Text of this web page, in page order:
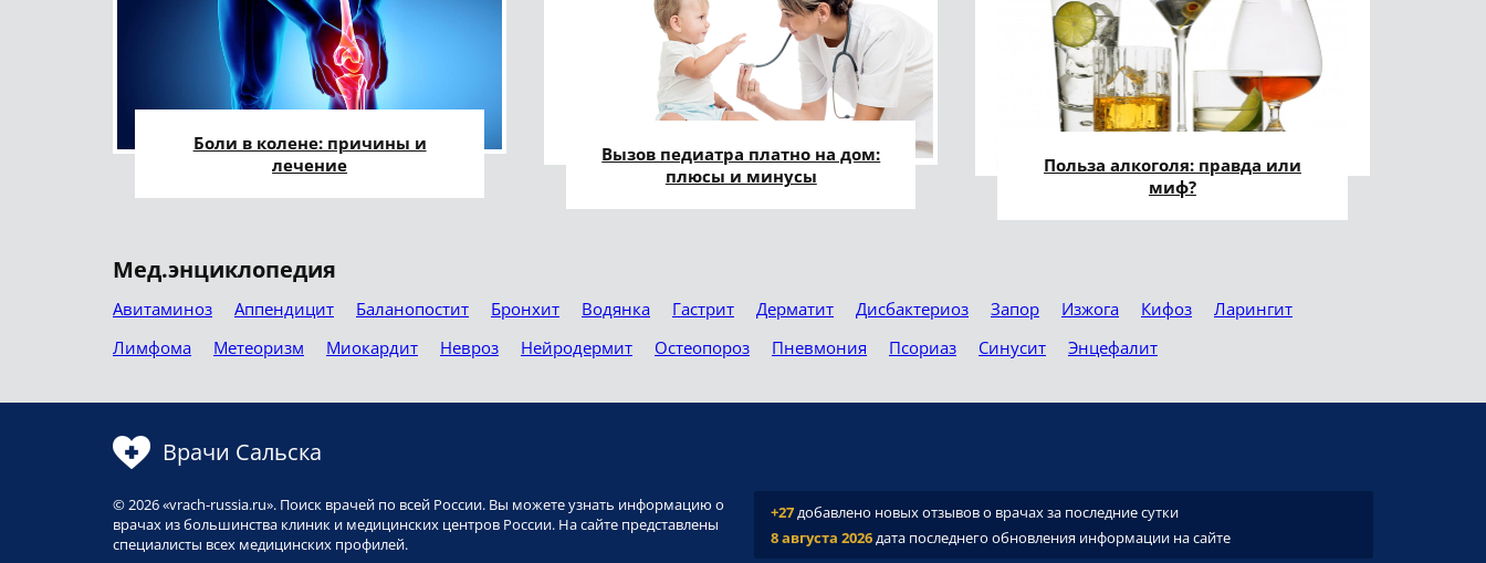
Боли в колене: причины и
лечение
Вызов педиатра платно на дом:
плюсы и минусы
Польза алкоголя: правда или
миф?
Мед.энциклопедия
Авитаминоз Аппендицит Баланопостит Бронхит Водянка Гастрит Дерматит Дисбактериоз Запор Изжога Кифоз
Ларингит
Лимфома
Метеоризм Миокардит Невроз Нейродермит Остеопороз Пневмония Псориаз Синусит Энцефалит
Врачи Сальска
© 2026 «vrach-russia.ru». Поиск врачей по всей России. Вы можете узнать информацию о
врачах из большинства клиник и медицинских центров России. На сайте представлены
специалисты всех медицинских профилей.
+27добавлено новых отзывов о врачах за последние сутки
8 августа 2026дата последнего обновления информации на сайте